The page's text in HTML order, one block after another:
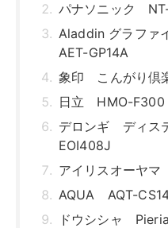
パナソニック
Aladdin グラファ
AET-GP14A
象印 こんがり倶
日立 HMO-F300
デロンギ ディス
EOI408J
アイリスオーヤ
AQUA AQT-
ドウシシャ